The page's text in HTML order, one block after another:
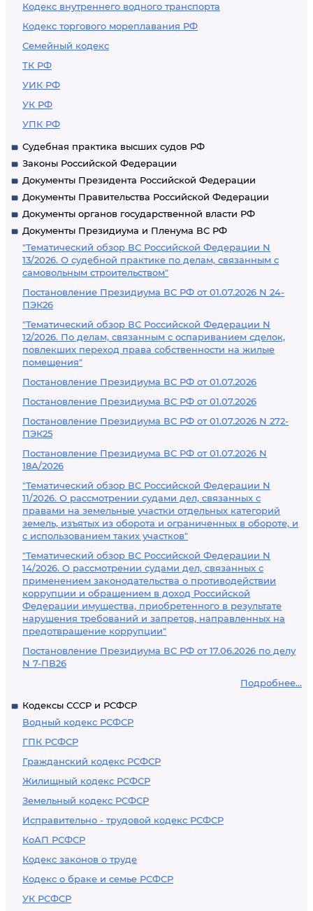
Кодекс внутреннего водного транспорта
Кодекс торгового мореплавания РФ
Семейный кодекс
ТК РФ
УИК РФ
УК РФ
УПК РФ
Судебная практика высших судов РФ
Законы Российской Федерации
Документы Президента Российской Федерации
Документы Правительства Российской Федерации
Документы органов государственной власти РФ
Документы Президиума и Пленума ВС РФ
"Тематический обзор ВС Российской Федерации N
13/2026. О судебной практике по делам, связанным с
самовольным строительством"
Постановление Президиума ВС РФ от 01.07.2026 N 24-
ПЭК26
"Тематический обзор ВС Российской Федерации N
12/2026. По делам, связанным с оспариванием сделок,
повлекших переход права собственности на жилые
помещения"
Постановление Президиума ВС РФ от 01.07.2026
Постановление Президиума ВС РФ от 01.07.2026
Постановление Президиума ВС РФ от 01.07.2026 N 272-
ПЭК25
Постановление Президиума ВС РФ от 01.07.2026 N
18А/2026
"Тематический обзор ВС Российской Федерации N
11/2026. О рассмотрении судами дел, связанных с
правами на земельные участки отдельных категорий
земель, изъятых из оборота и ограниченных в обороте, и
с использованием таких участков"
"Тематический обзор ВС Российской Федерации N
14/2026. О рассмотрении судами дел, связанных с
применением законодательства о противодействии
коррупции и обращением в доход Российской
Федерации имущества, приобретенного в результате
нарушения требований и запретов, направленных на
предотвращение коррупции"
Постановление Президиума ВС РФ от 17.06.2026 по делу
N 7-ПВ26
Подробнее...
Кодексы СССР и РСФСР
Водный кодекс РСФСР
ГПК РСФСР
Гражданский кодекс РСФСР
Жилищный кодекс РСФСР
Земельный кодекс РСФСР
Исправительно - трудовой кодекс РСФСР
КоАП РСФСР
Кодекс законов о труде
Кодекс о браке и семье РСФСР
УК РСФСР
уплаты и
исчисление